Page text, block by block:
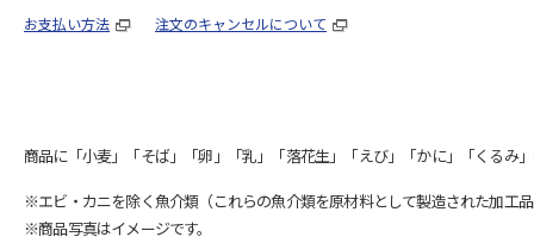
お支払い方法 注文のキャンセルについて
商品に「小麦」「そば」「卵」「乳」「落花生」「えび」「かに」「くるみ
※エビ・カニを除く魚介類（これらの魚介類を原材料として製造された加工
※商品写真はイメージです。